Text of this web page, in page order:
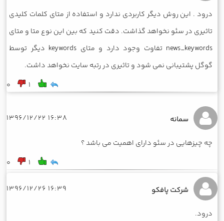
درود . این روش دیگر کاربردی ندارد و استفاده از متای کلمات کلیدی
تاثیری در سئو نخواهد گذاشت. دقت کنید که بین این نوع متا و متای
news_keywords تفاوت وجود دارد و متای keywords دیگر توسط
گوگل پشتیبانی نمی شود و تاثیری در رتبه سایت نخواهد داشت.
1
0
سمانه 16:38 1396/12/22
چه چیزهایی در سئو دارای اهمیت می باشد ؟
1
0
شرکت پافکو 16:39 1396/12/26
درود.